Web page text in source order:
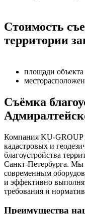
Стоимость
территории
площади объекта
Съёмка
Компания KU-GROUP
кадастровых и
благоустройства
Санкт-Петербурга.
современным
и эффективно
требования и
Преимущества